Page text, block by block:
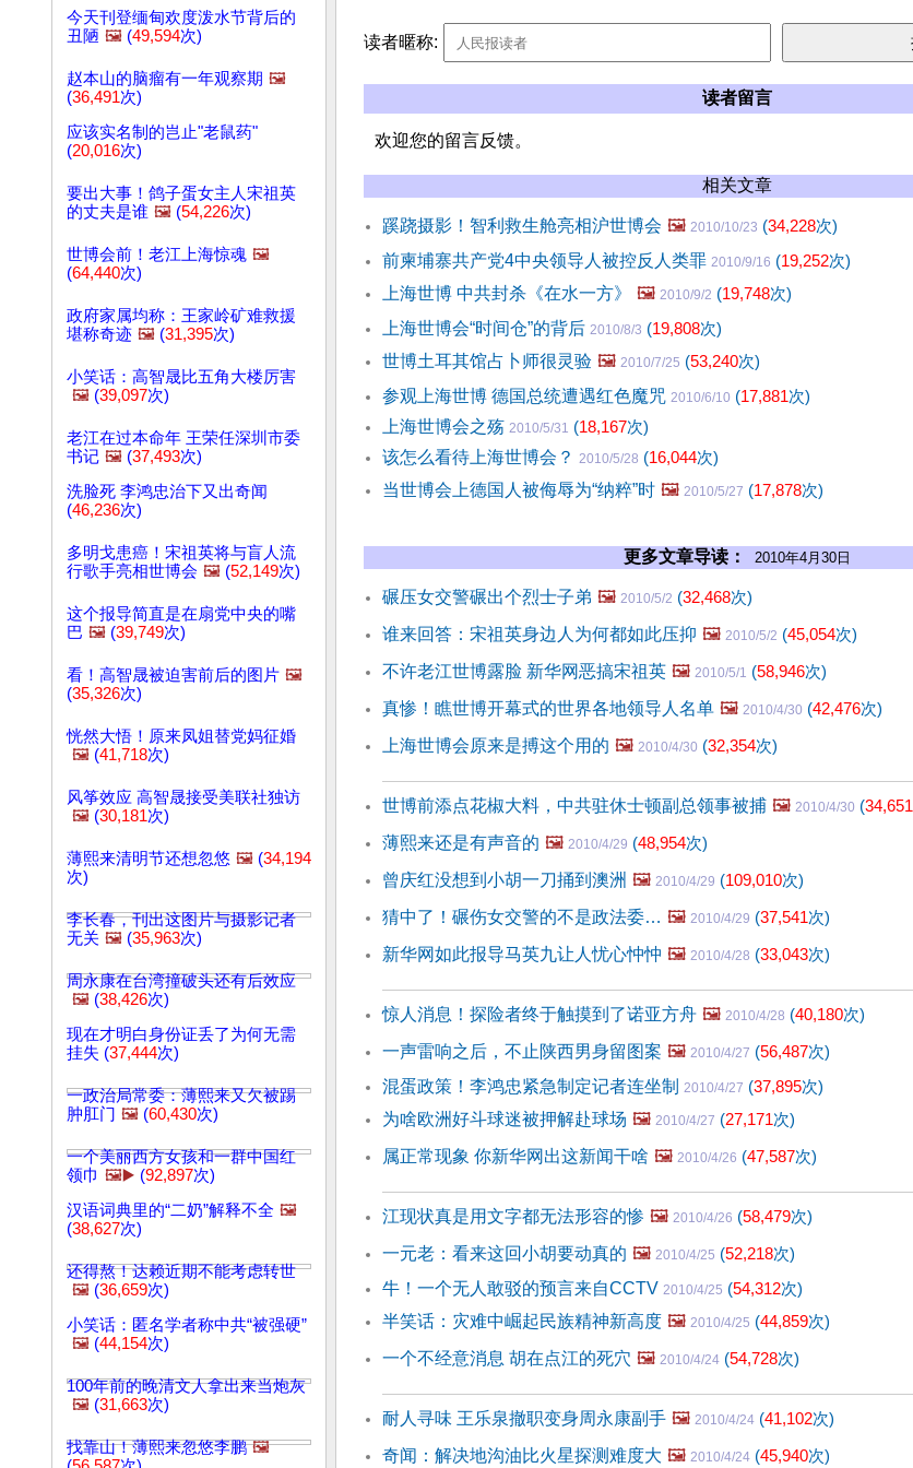
今天刊登缅甸欢度泼水节背后的
丑陋 🖼️ (49,594次)
赵本山的脑瘤有一年观察期 🖼️
(36,491次)
应该实名制的岂止"老鼠药"
(20,016次)
要出大事！鸽子蛋女主人宋祖英
的丈夫是谁 🖼️ (54,226次)
世博会前！老江上海惊魂 🖼️
(64,440次)
政府家属均称：王家岭矿难救援
堪称奇迹 🖼️ (31,395次)
小笑话：高智晟比五角大楼厉害
🖼️ (39,097次)
老江在过本命年 王荣任深圳市委
书记 🖼️ (37,493次)
洗脸死 李鸿忠治下又出奇闻
(46,236次)
多明戈患癌！宋祖英将与盲人流
行歌手亮相世博会 🖼️ (52,149次)
这个报导简直是在扇党中央的嘴
巴 🖼️ (39,749次)
看！高智晟被迫害前后的图片 🖼️
(35,326次)
恍然大悟！原来凤姐替党妈征婚
🖼️ (41,718次)
风筝效应 高智晟接受美联社独访
🖼️ (30,181次)
薄熙来清明节还想忽悠 🖼️ (34,194
次)
李长春，刊出这图片与摄影记者
无关 🖼️ (35,963次)
周永康在台湾撞破头还有后效应
🖼️ (38,426次)
现在才明白身份证丢了为何无需
挂失 (37,444次)
一政治局常委：薄熙来又欠被踢
肿肛门 🖼️ (60,430次)
一个美丽西方女孩和一群中国红
领巾 🖼️▶️ (92,897次)
汉语词典里的“二奶”解释不全 🖼️
(38,627次)
还得熬！达赖近期不能考虑转世
🖼️ (36,659次)
小笑话：匿名学者称中共“被强硬”
🖼️ (44,154次)
100年前的晚清文人拿出来当炮灰
🖼️ (31,663次)
找靠山！薄熙来忽悠李鹏 🖼️
读者暱称:
读者留言
欢迎您的留言反馈。
相关文章
蹊跷摄影！智利救生舱亮相沪世博会 🖼️ 2010/10/23 (34,228次)
前柬埔寨共产党4中央领导人被控反人类罪 2010/9/16 (19,252次)
上海世博 中共封杀《在水一方》
🖼️ 2010/9/2 (19,748次)
上海世博会“时间仓”的背后 2010/8/3 (19,808次)
世博土耳其馆占卜师很灵验 🖼️ 2010/7/25 (53,240次)
参观上海世博 德国总统遭遇红色魔咒 2010/6/10 (17,881次)
上海世博会之殇 2010/5/31 (18,167次)
该怎么看待上海世博会？ 2010/5/28 (16,044次)
当世博会上德国人被侮辱为“纳粹”时 🖼️ 2010/5/27 (17,878次)
更多文章导读： 2010年4月30日
碾压女交警碾出个烈士子弟 🖼️ 2010/5/2 (32,468次)
谁来回答：宋祖英身边人为何都如此压抑 🖼️ 2010/5/2 (45,054次)
不许老江世博露脸 新华网恶搞宋祖英 🖼️ 2010/5/1 (58,946次)
真惨！瞧世博开幕式的世界各地领导人名单 🖼️ 2010/4/30 (42,476次)
上海世博会原来是搏这个用的 🖼️ 2010/4/30 (32,354次)
世博前添点花椒大料，中共驻休士顿副总领事被捕 🖼️ 2010/4/30 (34,651
薄熙来还是有声音的 🖼️ 2010/4/29 (48,954次)
曾庆红没想到小胡一刀捅到澳洲 🖼️ 2010/4/29 (109,010次)
猜中了！碾伤女交警的不是政法委… 🖼️ 2010/4/29 (37,541次)
新华网如此报导马英九让人忧心忡忡 🖼️ 2010/4/28 (33,043次)
惊人消息！探险者终于触摸到了诺亚方舟 🖼️ 2010/4/28 (40,180次)
一声雷响之后，不止陕西男身留图案 🖼️ 2010/4/27 (56,487次)
混蛋政策！李鸿忠紧急制定记者连坐制 2010/4/27 (37,895次)
为啥欧洲好斗球迷被押解赴球场 🖼️ 2010/4/27 (27,171次)
属正常现象 你新华网出这新闻干啥 🖼️ 2010/4/26 (47,587次)
江现状真是用文字都无法形容的惨 🖼️ 2010/4/26 (58,479次)
一元老：看来这回小胡要动真的 🖼️ 2010/4/25 (52,218次)
牛！一个无人敢驳的预言来自CCTV 2010/4/25 (54,312次)
半笑话：灾难中崛起民族精神新高度 🖼️ 2010/4/25 (44,859次)
一个不经意消息 胡在点江的死穴 🖼️ 2010/4/24 (54,728次)
耐人寻味 王乐泉撤职变身周永康副手 🖼️ 2010/4/24 (41,102次)
奇闻：解决地沟油比火星探测难度大 🖼️ 2010/4/24 (45,940次)